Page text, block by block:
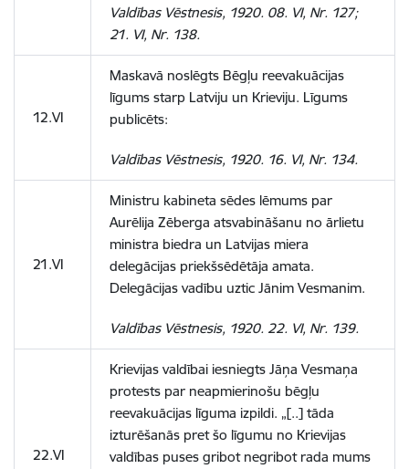
Valdības Vēstnesis, 1920. 08. VI, Nr. 127;
21. VI, Nr. 138.
12.VI
Maskavā noslēgts Bēgļu reevakuācijas
līgums starp Latviju un Krieviju. Līgums
publicēts:
Valdības Vēstnesis, 1920. 16. VI, Nr. 134.
21.VI
Ministru kabineta sēdes lēmums par
Aurēlija Zēberga atsvabināšanu no ārlietu
ministra biedra un Latvijas miera
delegācijas priekšsēdētāja amata.
Delegācijas vadību uztic Jānim Vesmanim.
Valdības Vēstnesis, 1920. 22. VI, Nr. 139.
22.VI
Krievijas valdībai iesniegts Jāņa Vesmaņa
protests par neapmierinošu bēgļu
reevakuācijas līguma izpildi. „[..] tāda
izturēšanās pret šo līgumu no Krievijas
valdības puses gribot negribot rada mums